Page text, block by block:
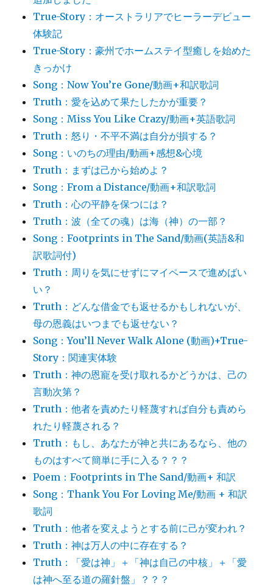
True-Story：オーストラリアでヒーラーデビュー
体験記
True-Story：豪州でホームステイ型癒しを始めた
きっかけ
Song：Now You’re Gone/動画+和訳歌詞
Truth：愛を込めて果たしたかが重要？
Song：Miss You Like Crazy/動画+英語歌詞
Truth：怒り・不平不満は自分が損する？
Song：いのちの理由/動画+感想&心境
Truth：まずは己から始めよ？
Song：From a Distance/動画+和訳歌詞
Truth：心の平静を保つには？
Truth：波（全ての魂）は海（神）の一部？
Song：Footprints in The Sand/動画(英語&和
訳歌詞付)
Truth：周りを気にせずにマイペースで進めばい
い？
Truth：どんな借金でも返せるかもしれないが、
母の恩義はいつまでも返せない？
Song：You’ll Never Walk Alone (動画)+True-
Story：関連実体験
Truth：神の恩寵を受け取れるかどうかは、己の
言動次第？
Truth：他者を責めたり軽蔑すれば自分も責めら
れたり軽蔑される？
Truth：もし、あなたが神と共にあるなら、他の
ものはすべて簡単に手に入る？？？
Poem：Footprints in The Sand/動画+ 和訳
Song：Thank You For Loving Me/動画 + 和訳
歌詞
Truth：他者を変えようとする前に己が変われ？
Truth：神は万人の中に存在する？
Truth：「愛は神」＋「神は自己の中核」＋「愛
は神へ至る道の羅針盤」？？？